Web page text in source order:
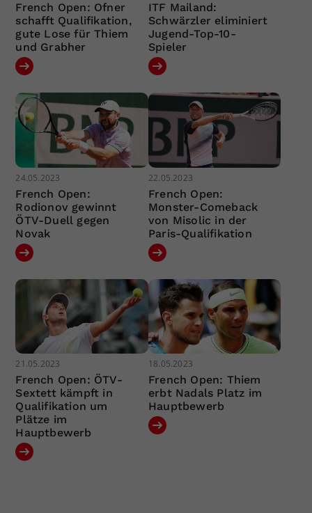
French Open: Ofner
schafft Qualifikation,
gute Lose für Thiem
und Grabher
ITF Mailand:
Schwärzler eliminiert
Jugend-Top-10-
Spieler
24.05.2023
French Open:
Rodionov gewinnt
ÖTV-Duell gegen
Novak
22.05.2023
French Open:
Monster-Comeback
von Misolic in der
Paris-Qualifikation
21.05.2023
French Open: ÖTV-
Sextett kämpft in
Qualifikation um
Plätze im
Hauptbewerb
18.05.2023
French Open: Thiem
erbt Nadals Platz im
Hauptbewerb